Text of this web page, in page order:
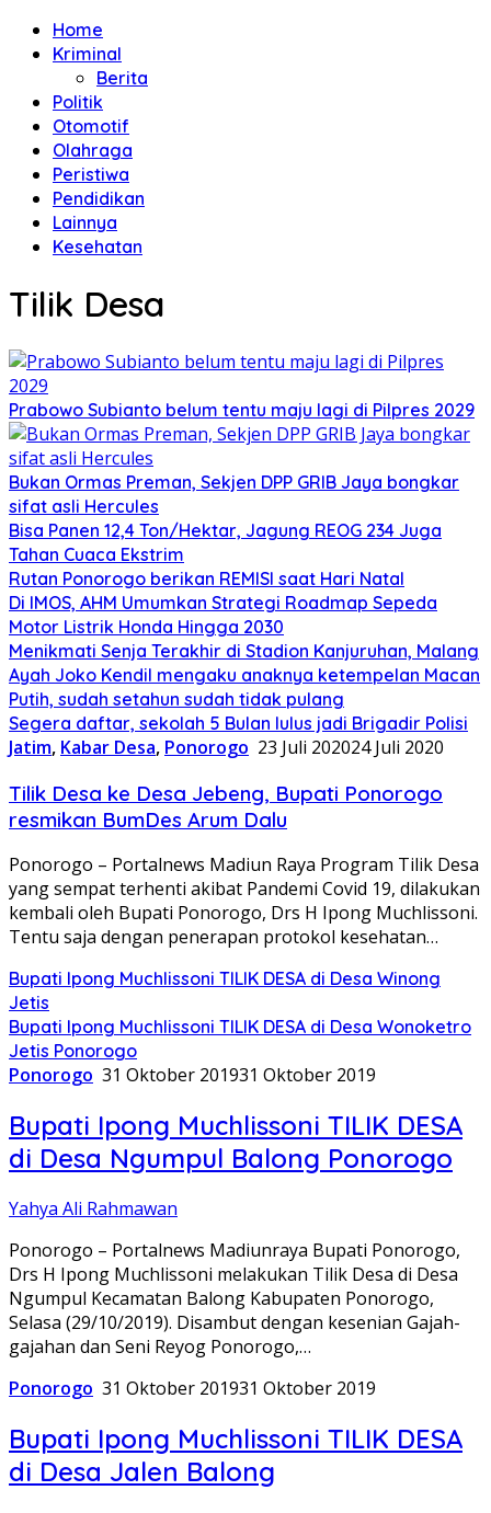
Home
Kriminal
Berita
Politik
Otomotif
Olahraga
Peristiwa
Pendidikan
Lainnya
Kesehatan
Tilik Desa
Prabowo Subianto belum tentu maju lagi di Pilpres 2029
Bukan Ormas Preman, Sekjen DPP GRIB Jaya bongkar
sifat asli Hercules
Bisa Panen 12,4 Ton/Hektar, Jagung REOG 234 Juga
Tahan Cuaca Ekstrim
Rutan Ponorogo berikan REMISI saat Hari Natal
Di IMOS, AHM Umumkan Strategi Roadmap Sepeda
Motor Listrik Honda Hingga 2030
Menikmati Senja Terakhir di Stadion Kanjuruhan, Malang
Ayah Joko Kendil mengaku anaknya ketempelan Macan
Putih, sudah setahun sudah tidak pulang
Segera daftar, sekolah 5 Bulan lulus jadi Brigadir Polisi
Jatim, Kabar Desa, Ponorogo 23 Juli 202024 Juli 2020
Tilik Desa ke Desa Jebeng, Bupati Ponorogo
resmikan BumDes Arum Dalu
Ponorogo – Portalnews Madiun Raya Program Tilik Desa
yang sempat terhenti akibat Pandemi Covid 19, dilakukan
kembali oleh Bupati Ponorogo, Drs H Ipong Muchlissoni.
Tentu saja dengan penerapan protokol kesehatan…
Bupati Ipong Muchlissoni TILIK DESA di Desa Winong
Jetis
Bupati Ipong Muchlissoni TILIK DESA di Desa Wonoketro
Jetis Ponorogo
Ponorogo 31 Oktober 201931 Oktober 2019
Bupati Ipong Muchlissoni TILIK DESA
di Desa Ngumpul Balong Ponorogo
Yahya Ali Rahmawan
Ponorogo – Portalnews Madiunraya Bupati Ponorogo,
Drs H Ipong Muchlissoni melakukan Tilik Desa di Desa
Ngumpul Kecamatan Balong Kabupaten Ponorogo,
Selasa (29/10/2019). Disambut dengan kesenian Gajah-
gajahan dan Seni Reyog Ponorogo,…
Ponorogo 31 Oktober 201931 Oktober 2019
Bupati Ipong Muchlissoni TILIK DESA
di Desa Jalen Balong